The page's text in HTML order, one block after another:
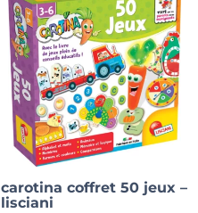
carotina coffret 50 jeux –
lisciani